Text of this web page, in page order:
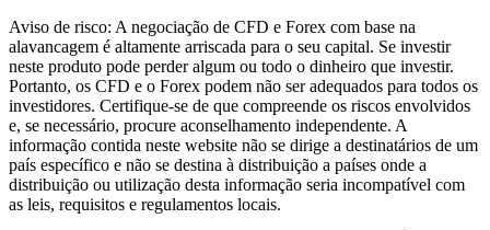
Aviso de risco: A negociação de CFD e Forex com base na
alavancagem é altamente arriscada para o seu capital. Se investir
neste produto pode perder algum ou todo o dinheiro que investir.
Portanto, os CFD e o Forex podem não ser adequados para todos os
investidores. Certifique-se de que compreende os riscos envolvidos
e, se necessário, procure aconselhamento independente. A
informação contida neste website não se dirige a destinatários de um
país específico e não se destina à distribuição a países onde a
distribuição ou utilização desta informação seria incompatível com
as leis, requisitos e regulamentos locais.